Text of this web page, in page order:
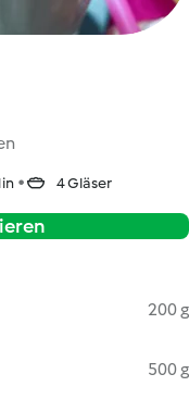
4 Gläser
200 g
500 g